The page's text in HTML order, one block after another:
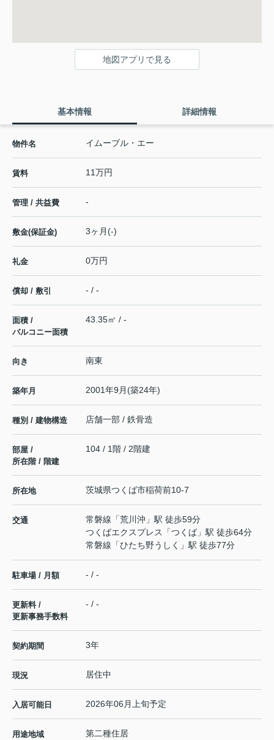
地図アプリで見る
基本情報 詳細情報
物件名 イムーブル・エー
賃料 11万円
管理 / 共益費 -
敷金(保証金) 3ヶ月(-)
礼金 0万円
償却 / 敷引 - / -
面積 /
バルコニー面積
43.35㎡ / -
向き 南東
築年月 2001年9月(築24年)
種別 / 建物構造 店舗一部 / 鉄骨造
部屋 /
所在階 / 階建
104 / 1階 / 2階建
所在地 茨城県つくば市稲荷前10-7
交通 常磐線 「荒川沖 」駅 徒歩59分
つくばエクスプレス
「つくば 」駅 徒歩64分
常磐線 「ひたち野うしく 」駅 徒歩77分
駐車場 / 月額 - / -
更新料 /
更新事務手数料
- / -
契約期間 3年
現況 居住中
入居可能日 2026年06月上旬予定
用途地域 第二種住居